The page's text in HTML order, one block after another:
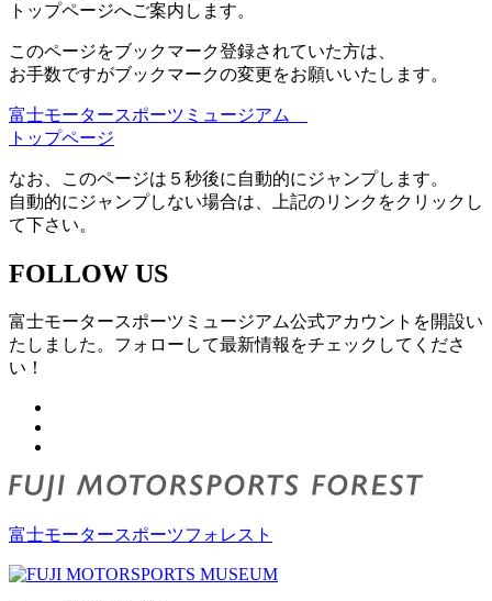
トップページへご案内します。
このページをブックマーク登録されていた方は、
お手数ですがブックマークの変更をお願いいたします。
富士モータースポーツミュージアム
トップページ
なお、このページは５秒後に自動的にジャンプします。
自動的にジャンプしない場合は、上記のリンクをクリックし
て下さい。
FOLLOW US
富士モータースポーツミュージアム公式アカウントを開設い
たしました。フォローして最新情報をチェックしてくださ
い！
富士モータースポーツフォレスト